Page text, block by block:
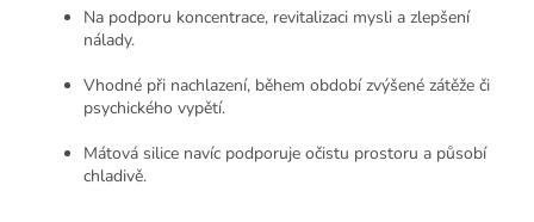
Na podporu koncentrace, revitalizaci mysli a zlepšení
nálady.
Vhodné při nachlazení, během období zvýšené zátěže či
psychického vypětí.
Mátová silice navíc podporuje očistu prostoru a působí
chladivě.